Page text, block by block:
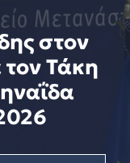
στον
Τάκη